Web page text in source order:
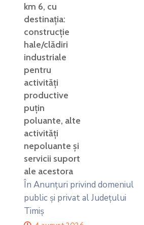
km 6, cu
destinația:
construcție
hale/clădiri
industriale
pentru
activități
productive
puțin
poluante, alte
activități
nepoluante și
servicii suport
ale acestora
În Anunțuri privind domeniul
public și privat al Județului
Timiș